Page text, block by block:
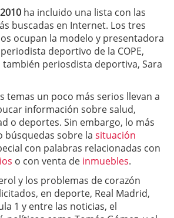
ha incluido una lista con las
buscadas en Internet. Los tres
ocupan la modelo y presentadora
deportivo de la COPE,
también periosdista deportiva, Sara
temas un poco más serios llevan a
información sobre salud,
o deportes. Sin embargo, lo más
búsquedas sobre la situación
con palabras relacionadas con
o con venta de inmuebles.
y los problemas de corazón
en deporte, Real Madrid,
1 y entre las noticias, el